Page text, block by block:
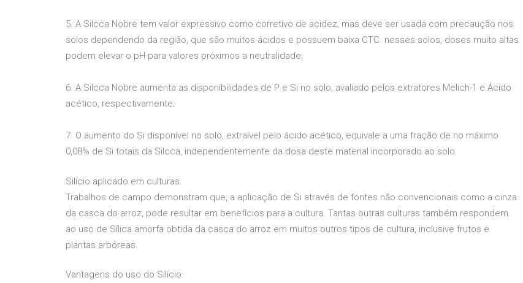
5. A Silcca Nobre tem valor expressivo como corretivo de acidez, mas deve ser usada com precaução nos
solos dependendo da região, que são muitos ácidos e possuem baixa CTC. nesses solos, doses muito altas
podem elevar o pH para valores próximos a neutralidade;
6. A Silcca Nobre aumenta as disponibilidades de P e Si no solo, avaliado pelos extratores Melich-1 e Ácido
acético, respectivamente;
7. O aumento do Si disponível no solo, extraível pelo ácido acético, equivale a uma fração de no máximo
0,08% de Si totais da Silcca, independentemente da dosa deste material incorporado ao solo.
Silício aplicado em culturas:
Trabalhos de campo demonstram que, a aplicação de Si através de fontes não convencionais como a cinza
da casca do arroz, pode resultar em benefícios para a cultura. Tantas outras culturas também respondem
ao uso de Sílica amorfa obtida da casca do arroz em muitos outros tipos de cultura, inclusive frutos e
plantas arbóreas.
Vantagens do uso do Silício: